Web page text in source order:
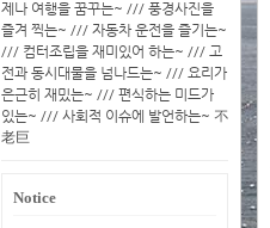
제나 여행을 꿈꾸는~ /// 풍경사진을
즐겨 찍는~ /// 자동차 운전을 즐기는~
/// 컴터조립을 재미있어 하는~ /// 고
전과 동시대물을 넘나드는~ /// 요리가
은근히 재밌는~ /// 편식하는 미드가
있는~ /// 사회적 이슈에 발언하는~ 不
老巨
Notice